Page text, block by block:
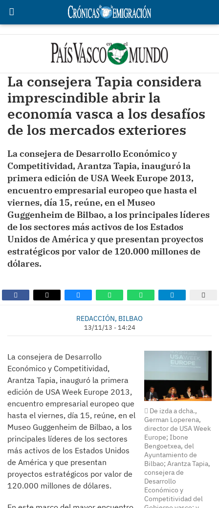
La consejera Tapia considera
imprescindible abrir la
economía vasca a los desafíos
de los mercados exteriores
La consejera de Desarrollo Económico y
Competitividad, Arantza Tapia, inauguró la
primera edición de USA Week Europe 2013,
encuentro empresarial europeo que hasta el
viernes, día 15, reúne, en el Museo
Guggenheim de Bilbao, a los principales líderes
de los sectores más activos de los Estados
Unidos de América y que presentan proyectos
estratégicos por valor de 120.000 millones de
dólares.
REDACCIÓN, BILBAO
13/11/13 - 14:24
De izda a dcha.,
German Loperena,
director de USA Week
Europe; Ibone
Bengoetxea, del
Ayuntamiento de
Bilbao; Arantza Tapia,
consejera de
Desarrollo
Económico y
Competitividad del
La consejera de Desarrollo
Económico y Competitividad,
Arantza Tapia, inauguró la primera
edición de USA Week Europe 2013,
encuentro empresarial europeo que
hasta el viernes, día 15, reúne, en el
Museo Guggenheim de Bilbao, a los
principales líderes de los sectores
más activos de los Estados Unidos
de América y que presentan
proyectos estratégicos por valor de
120.000 millones de dólares.